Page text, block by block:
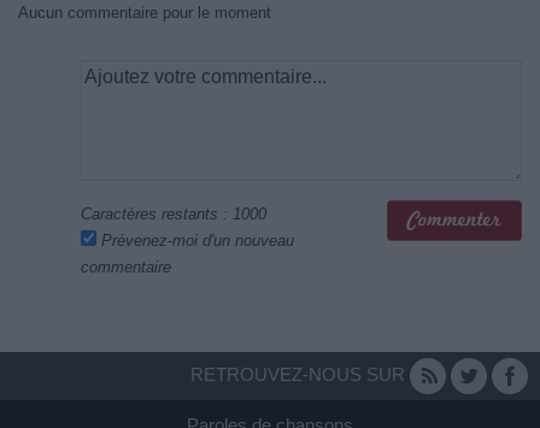
Aucun commentaire pour le moment
Caractères restants : 1000
Prévenez-moi d'un nouveau
commentaire
RETROUVEZ-NOUS SUR